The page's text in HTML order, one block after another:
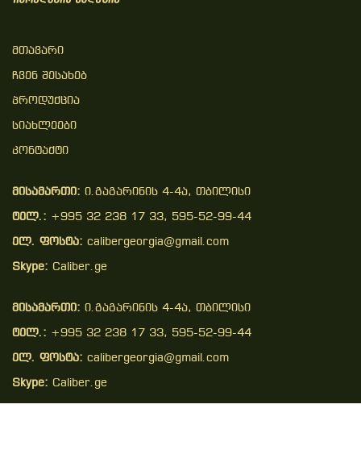
Მთავარი
Ჩვენ Შესახებ
Პროდუქცია
Სიახლეები
Კონტაქტი
მისამართი: ი.გაგარინის 4-4ა, თბილისი
ტელ.: +995 32 238 17 33, 595-52-99-44
ელ. ფოსტა: calibergeorgia@gmail.com
Skype: Caliber.ge
მისამართი: ი.გაგარინის 4-4ა, თბილისი
ტელ.: +995 32 238 17 33, 595-52-99-44
ელ. ფოსტა: calibergeorgia@gmail.com
Skype: Caliber.ge